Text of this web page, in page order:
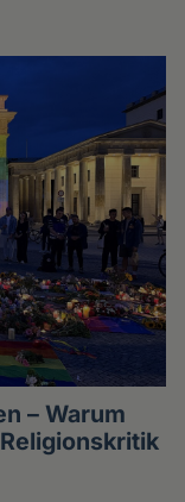
– Warum